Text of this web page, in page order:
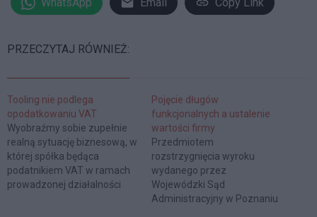
PRZECZYTAJ RÓWNIEŻ:
Tooling nie podlega
opodatkowaniu VAT
Wyobraźmy sobie zupełnie
realną sytuację biznesową, w
której spółka będąca
podatnikiem VAT w ramach
prowadzonej działalności
Pojęcie długów
funkcjonalnych a ustalenie
wartości firmy
Przedmiotem
rozstrzygnięcia wyroku
wydanego przez
Wojewódzki Sąd
Administracyjny w Poznaniu